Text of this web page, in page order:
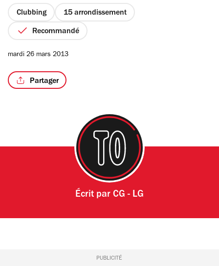
étoiles
Clubbing 15 arrondissement
Recommandé
mardi 26 mars 2013
Partager
Écrit par CG - LG
PUBLICITÉ